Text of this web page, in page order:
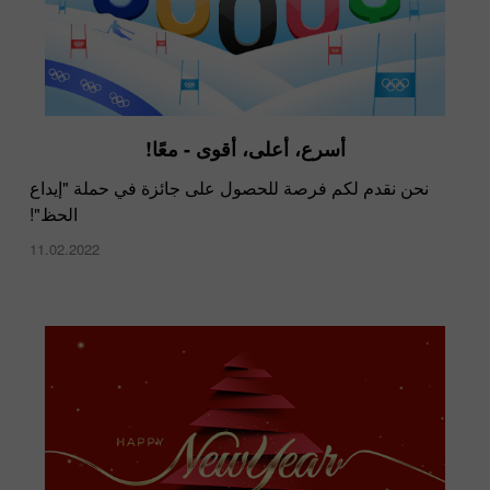
أسرع، أعلى، أقوى - معًا!
نحن نقدم لكم فرصة للحصول على جائزة في حملة "إيداع
الحظ"!
11.02.2022